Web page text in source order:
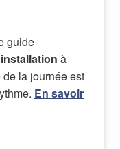
guide
installation à
la journée est
En savoir